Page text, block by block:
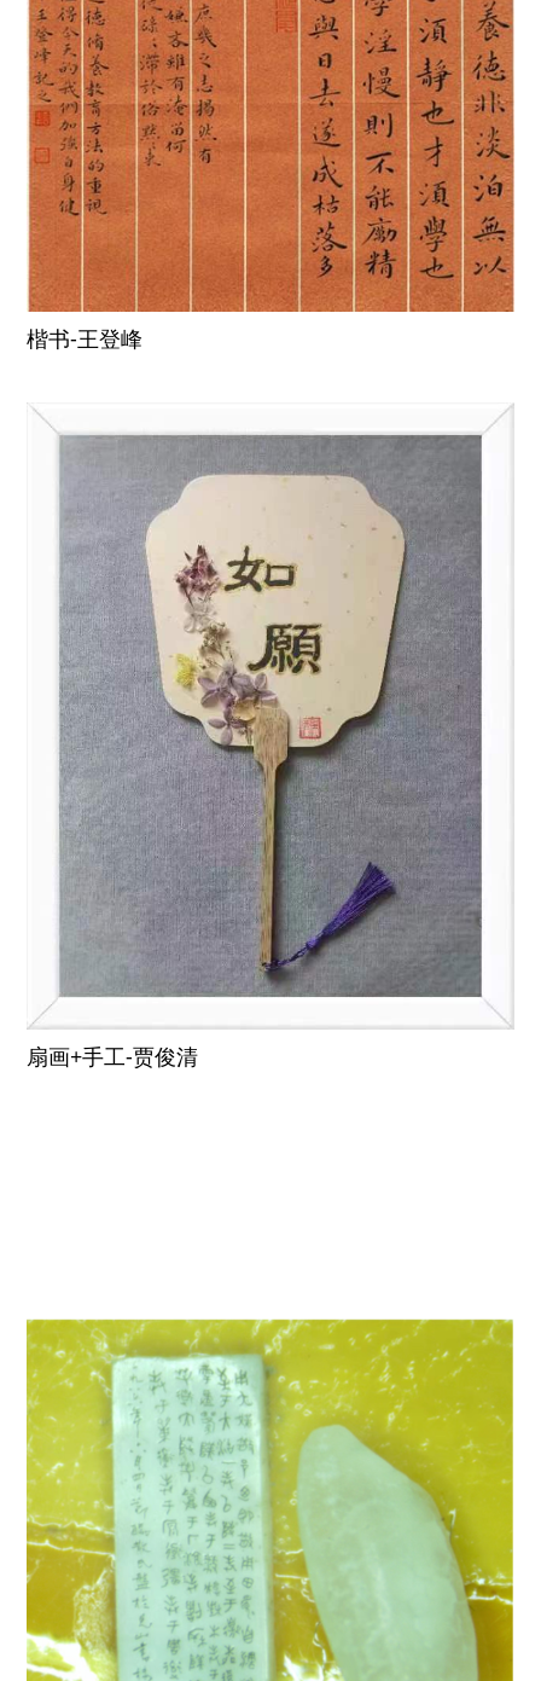
楷书-王登峰
扇画+手工-贾俊清